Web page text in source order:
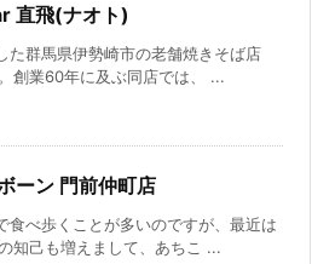
直飛(ナオト)
た群馬県伊勢崎市の老舗焼きそば店
創業60年に及ぶ同店では、 ...
ーン 門前仲町店
食べ歩くことが多いのですが、最近は
知己も増えまして、あちこ ...